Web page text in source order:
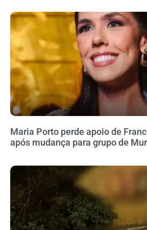
Maria Porto perde apoio de
após mudança para grupo de